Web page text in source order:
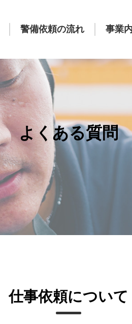
警備依頼の流れ 事業
よくある質問
仕事依頼について